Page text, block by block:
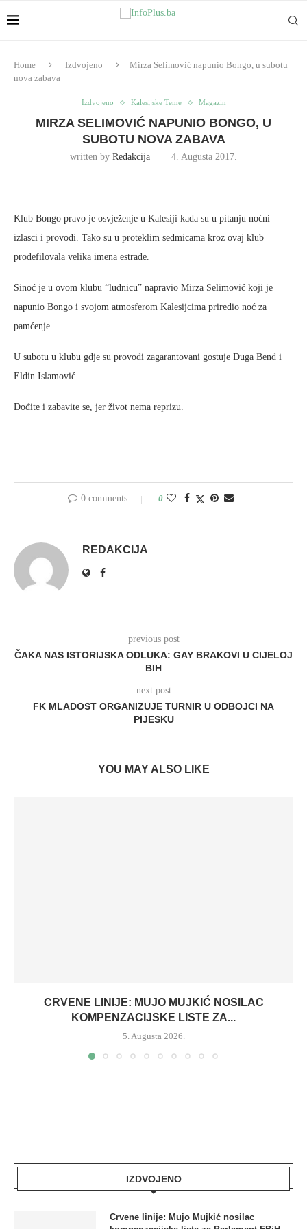
Home Izdvojeno
Mirza Selimović napunio Bongo, u subotu
nova zabava
Izdvojeno Kalesijske Teme Magazin
MIRZA SELIMOVIĆ NAPUNIO BONGO, U
SUBOTU NOVA ZABAVA
written by Redakcija 4. Augusta 2017.
Klub Bongo pravo je osvježenje u Kalesiji kada su u pitanju noćni
izlasci i provodi. Tako su u proteklim sedmicama kroz ovaj klub
prodefilovala velika imena estrade.
Sinoć je u ovom klubu “ludnicu” napravio Mirza Selimović koji je
napunio Bongo i svojom atmosferom Kalesijcima priredio noć za
pamćenje.
U subotu u klubu gdje su provodi zagarantovani gostuje Duga Bend i
Eldin Islamović.
Dođite i zabavite se, jer život nema reprizu.
0 comments 0
REDAKCIJA
previous post
ČAKA NAS ISTORIJSKA ODLUKA: GAY BRAKOVI U CIJELOJ
BIH
next post
FK MLADOST ORGANIZUJE TURNIR U ODBOJCI NA
PIJESKU
YOU MAY ALSO LIKE
CRVENE LINIJE: MUJO MUJKIĆ NOSILAC
KOMPENZACIJSKE LISTE ZA...
5. Augusta 2026.
IZDVOJENO
Crvene linije: Mujo Mujkić nosilac